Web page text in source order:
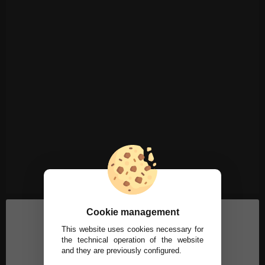
Cookie management
This website uses cookies necessary for
the technical operation of the website
and they are previously configured.